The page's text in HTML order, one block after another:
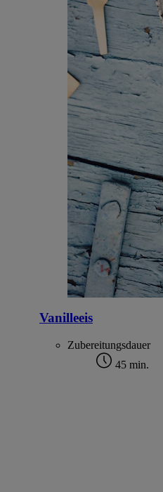
Vanilleeis
Zubereitungsdauer
45 min.